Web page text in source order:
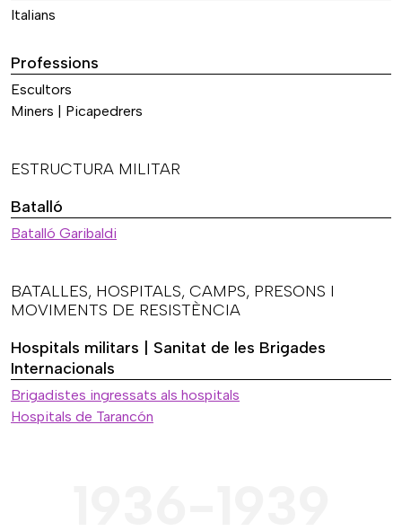
Italians
Professions
Escultors
Miners | Picapedrers
ESTRUCTURA MILITAR
Batalló
Batalló Garibaldi
BATALLES, HOSPITALS, CAMPS, PRESONS I
MOVIMENTS DE RESISTÈNCIA
Hospitals militars | Sanitat de les Brigades
Internacionals
Brigadistes ingressats als hospitals
Hospitals de Tarancón